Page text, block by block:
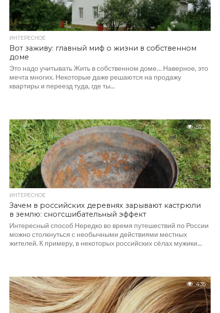
ИНТЕРЕСНОЕ
Вот заживу: главный миф о жизни в собственном
доме
Это надо учитывать Жить в собственном доме… Наверное, это
мечта многих. Некоторые даже решаются на продажу
квартиры и переезд туда, где ты...
572
ИНТЕРЕСНОЕ
Зачем в российских деревнях зарывают кастрюли
в землю: сногсшибательный эффект
Интересный способ Нередко во время путешествий по России
можно столкнуться с необычными действиями местных
жителей. К примеру, в некоторых российских сёлах мужики...
435